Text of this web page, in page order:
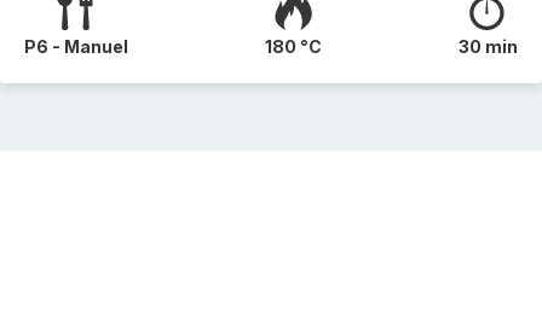
P6 - Manuel 180 °C 30 min